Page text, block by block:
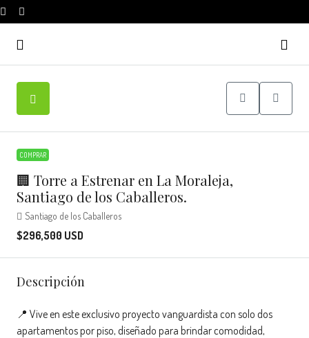
COMPRAR
🏢 Torre a Estrenar en La Moraleja,
Santiago de los Caballeros.
Santiago de los Caballeros
$296,500 USD
Descripción
📍 Vive en este exclusivo proyecto vanguardista con solo dos
apartamentos por piso, diseñado para brindar comodidad,